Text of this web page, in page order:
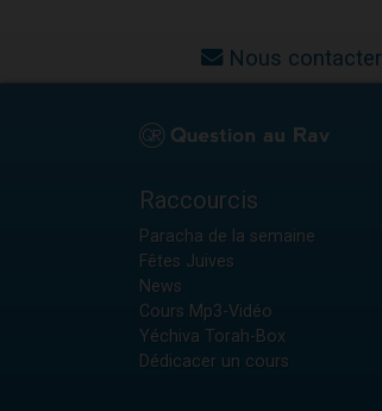
Nous contacter
Raccourcis
Paracha de la semaine
Fêtes Juives
News
Cours Mp3-Vidéo
Yéchiva Torah-Box
Dédicacer un cours